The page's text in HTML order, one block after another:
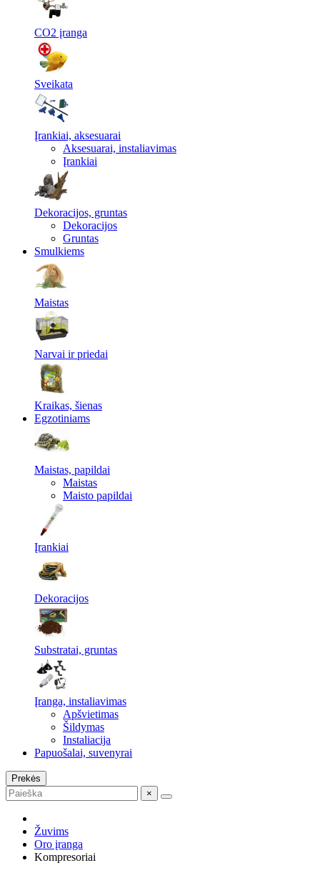
CO2 įranga
Sveikata
Įrankiai, aksesuarai
Aksesuarai, instaliavimas
Įrankiai
Dekoracijos, gruntas
Dekoracijos
Gruntas
Smulkiems
Maistas
Narvai ir priedai
Kraikas, šienas
Egzotiniams
Maistas, papildai
Maistas
Maisto papildai
Įrankiai
Dekoracijos
Substratai, gruntas
Įranga, instaliavimas
Apšvietimas
Šildymas
Instaliacija
Papuošalai, suvenyrai
Prekės
×
Žuvims
Oro įranga
Kompresoriai